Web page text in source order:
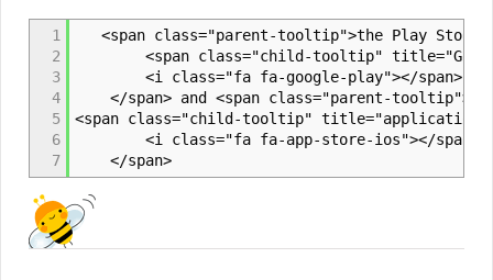
1
2
3
4
5
6
7
<span class="parent-tooltip">the Play Store
<span class="child-tooltip" title="Google
<i class="fa fa-google-play"></span>
</span> and <span class="parent-
<span class="child-tooltip" title="applications
<i class="fa fa-app-store-ios"></span>
</span>